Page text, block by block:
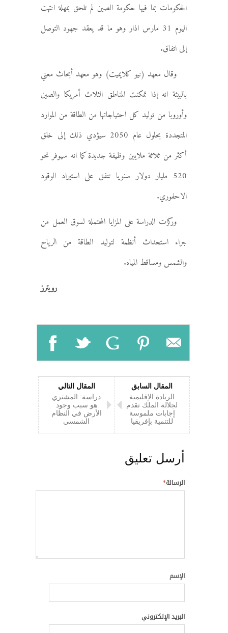
الحكومات بما فيها حكومة الصين لم تلحق بمهلة انتهت
اليوم 31 مارس اذار وهو ما قد يعقد جهود التوصل
إلى اتفاق.
وقال معهد (نيو كلايميت) وهو معهد أبحاث معني
بالبيئة انه إذا تمكنت المناطق الثلاث أمريكا والصين
وأوروبا من توليد كل احتياجاتها من الطاقة من الموارد
المتجددة بحلول عام 2050 سيؤدي ذلك إلى خلق
أكثر من ثلاثة ملايين وظيفة جديدة كما انه سيوفر نحو
520 مليار دولار سنويا تنفق على استيراد الوقود
الاحفوري.
وركزت الدراسة على المزايا المحتملة لسوق العمل من
جراء استحداث أنظمة لتوليد الطاقة من الرياح
والشمس ومساقط المياه.
رويترز
المقال السابق
الريادة الإقليمية
لجلالة الملك تقدم
إجابات ملموسة
للتنمية بإفريقيا
المقال التالي
دراسة: المشتري
هو سبب وجود
الأرض في النظام
الشمسي
أرسل تعليق
الرسالة*
الإسم
البريد الإلكتروني